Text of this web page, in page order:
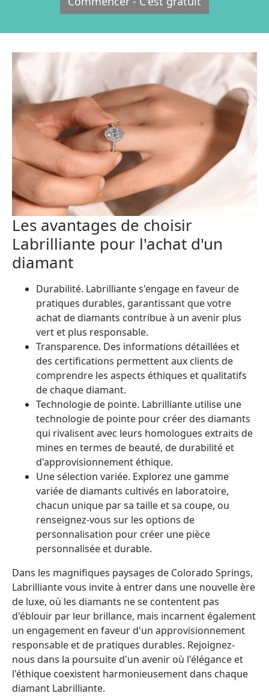
Les avantages de choisir
Labrilliante pour l'achat d'un
diamant
Durabilité. Labrilliante s'engage en faveur de
pratiques durables, garantissant que votre
achat de diamants contribue à un avenir plus
vert et plus responsable.
Transparence. Des informations détaillées et
des certifications permettent aux clients de
comprendre les aspects éthiques et qualitatifs
de chaque diamant.
Technologie de pointe. Labrilliante utilise une
technologie de pointe pour créer des diamants
qui rivalisent avec leurs homologues extraits de
mines en termes de beauté, de durabilité et
d'approvisionnement éthique.
Une sélection variée. Explorez une gamme
variée de diamants cultivés en laboratoire,
chacun unique par sa taille et sa coupe, ou
renseignez-vous sur les options de
personnalisation pour créer une pièce
personnalisée et durable.
Dans les magnifiques paysages de Colorado Springs,
Labrilliante vous invite à entrer dans une nouvelle ère
de luxe, où les diamants ne se contentent pas
d'éblouir par leur brillance, mais incarnent également
un engagement en faveur d'un approvisionnement
responsable et de pratiques durables. Rejoignez-
nous dans la poursuite d'un avenir où l'élégance et
l'éthique coexistent harmonieusement dans chaque
diamant Labrilliante.